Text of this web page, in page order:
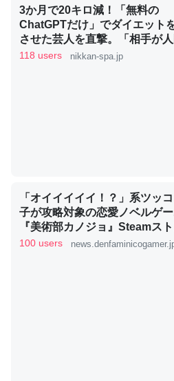
ウチもEchoを実家に置いて４年
ちぼちRingも置こうかと画策中
位置情報を共有してる。電池残
─たまにLINEするくらいだった遠方の
コミュニケーションが劇的に変化した
ちょうど同じ理由でEcho Show
とかSpotifyを支払う孝行もでき
り時間を日数にすると1週間とか
それを実質100倍以上に伸ばす
─たまにLINEするくらいだった遠方の
コミュニケーションが劇的に変化した
私も3年前ぐらいに祖母の家に
3か月で20キロ減！「無料の
ChatGPTだけ」でダイエット
させた芸人を直撃。「相手が
ったらムリ」な減量メソッドに
118 users nikkan-spa.jp
「オイイイイイ！？」系ツッ
子が攻略対象の恋愛ノベルゲ
『美術部カノジョ』Steamス
ージが公開。「お前らーそろそ
100 users